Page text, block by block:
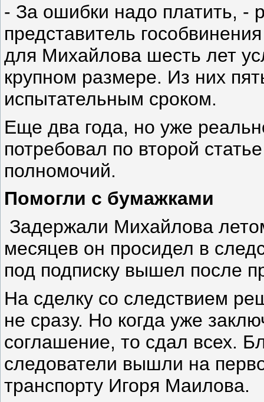
- За ошибки надо платить, -
представитель
для Михайлова шесть лет
крупном размере. Из них
испытательным сроком.
Еще два года, но уже
потребовал по второй
полномочий.
Помогли с бумажками
Задержали Михайлова
месяцев он просидел в
под подписку вышел после
На сделку со следствием
не сразу. Но когда уже
соглашение, то сдал всех.
следователи вышли на
транспорту Игоря Маилова.